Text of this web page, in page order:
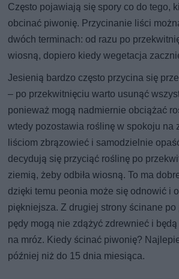
Często pojawiają się spory co do tego,
obcinać piwonię. Przycinanie liści
dwóch terminach: od razu po
wiosną, dopiero kiedy wegetacja
Jesienią bardzo często przycina się
– po przekwitnięciu warto usunąć
ponieważ mogą nadmiernie obciążać
wtedy pozostawia roślinę w spokoju na
liściom zbrązowieć i samodzielnie
decydują się przyciąć roślinę po
ziemią, żeby odbiła wiosną. To ma
dzięki temu peonia może się odnowić i
piękniejsza. Z drugiej strony ścinane
pędy mogą nie zdążyć zdrewnieć i
na mróz. Kiedy ścinać piwonię?
później niż do 15 dnia miesiąca.